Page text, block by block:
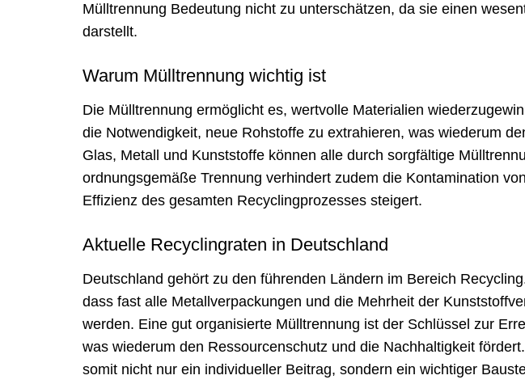
Mülltrennung Bedeutung nicht zu unterschätzen, da sie einen
darstellt.
Warum Mülltrennung wichtig ist
Die Mülltrennung ermöglicht es, wertvolle Materialien
die Notwendigkeit, neue Rohstoffe zu extrahieren, was wiederum
Glas, Metall und Kunststoffe können alle durch sorgfältige
ordnungsgemäße Trennung verhindert zudem die Kontamination
Effizienz des gesamten Recyclingprozesses steigert.
Aktuelle Recyclingraten in Deutschland
Deutschland gehört zu den führenden Ländern im Bereich
dass fast alle Metallverpackungen und die Mehrheit der
werden. Eine gut organisierte Mülltrennung ist der Schlüssel zur
was wiederum den Ressourcenschutz und die Nachhaltigkeit
somit nicht nur ein individueller Beitrag, sondern ein wichtiger